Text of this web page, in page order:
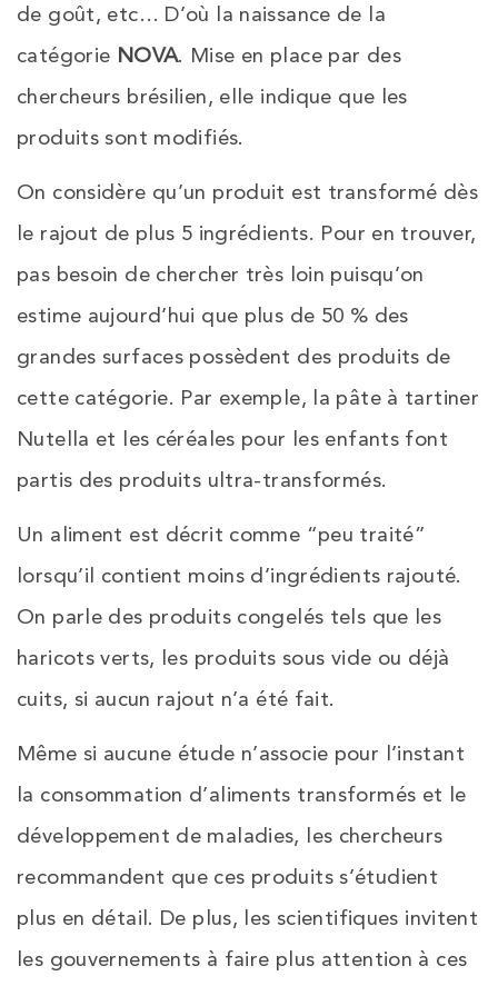
de goût, etc… D’où la naissance de la
catégorie NOVA. Mise en place par des
chercheurs brésilien, elle indique que les
produits sont modifiés.
On considère qu’un produit est transformé dès
le rajout de plus 5 ingrédients. Pour en trouver,
pas besoin de chercher très loin puisqu’on
estime aujourd’hui que plus de 50 % des
grandes surfaces possèdent des produits de
cette catégorie. Par exemple, la pâte à tartiner
Nutella et les céréales pour les enfants font
partis des produits ultra-transformés.
Un aliment est décrit comme “peu traité”
lorsqu’il contient moins d’ingrédients rajouté.
On parle des produits congelés tels que les
haricots verts, les produits sous vide ou déjà
cuits, si aucun rajout n’a été fait.
Même si aucune étude n’associe pour l’instant
la consommation d’aliments transformés et le
développement de maladies, les chercheurs
recommandent que ces produits s’étudient
plus en détail. De plus, les scientifiques invitent
les gouvernements à faire plus attention à ces